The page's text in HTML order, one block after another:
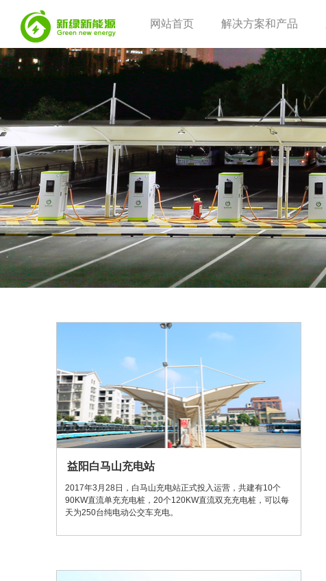
网站首页 解决方案和产品
益阳白马山充电站
2017年3月28日，白马山充电站正式投入运营，共建有10个
90KW直流单充充电桩，20个120KW直流双充充电桩，可以每
天为250台纯电动公交车充电。